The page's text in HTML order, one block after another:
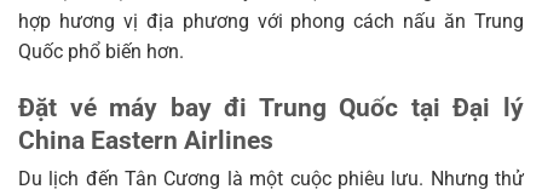
hợp hương vị địa phương với phong cách nấu ăn Trung
Quốc phổ biến hơn.
Đặt vé máy bay đi Trung Quốc tại Đại lý
China Eastern Airlines
Du lịch đến Tân Cương là một cuộc phiêu lưu. Nhưng thử